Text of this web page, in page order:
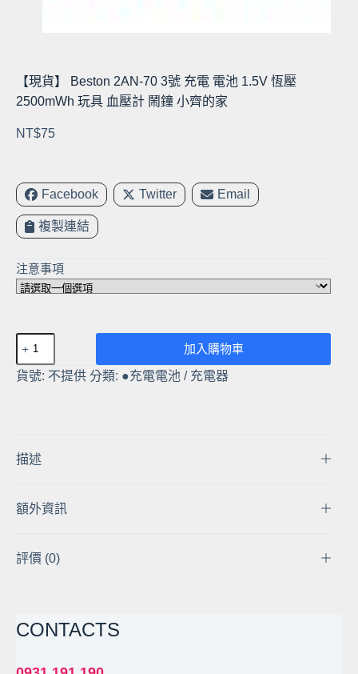
【現貨】 Beston 2AN-70 3號 充電 電池 1.5V 恆壓
2500mWh 玩具 血壓計 鬧鐘 小齊的家
NT$75
Facebook Twitter Email
複製連結
注意事項
【現
貨】
Beston
號
電
1.5V
玩
血
加入購物車
貨號: 不提供 分類: ●充電電池 / 充電器
描述
額外資訊
評價 (0)
CONTACTS